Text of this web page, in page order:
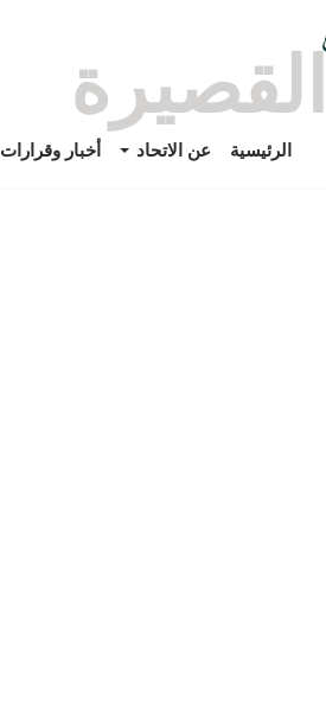
الرئيسية عن الاتحاد أخبار وقرارات